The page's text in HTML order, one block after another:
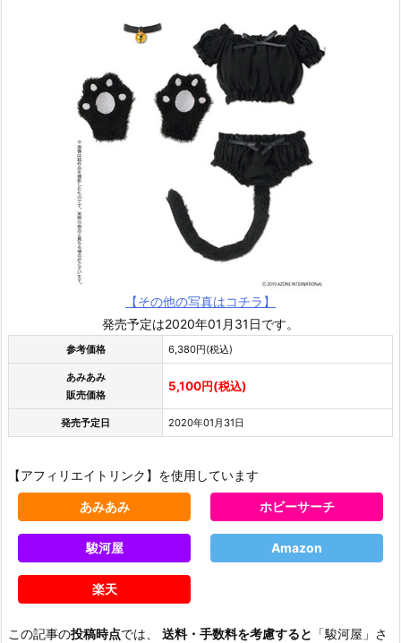
【その他の写真はコチラ】
発売予定は2020年01月31日です。
参考価格 6,380円(税込)
あみあみ
販売価格
5,100円(税込)
発売予定日 2020年01月31日
【アフィリエイトリンク】を使用しています
あみあみ ホビーサーチ
駿河屋 Amazon
楽天
この記事の投稿時点では、 送料・手数料を考慮すると 「駿河屋」さ